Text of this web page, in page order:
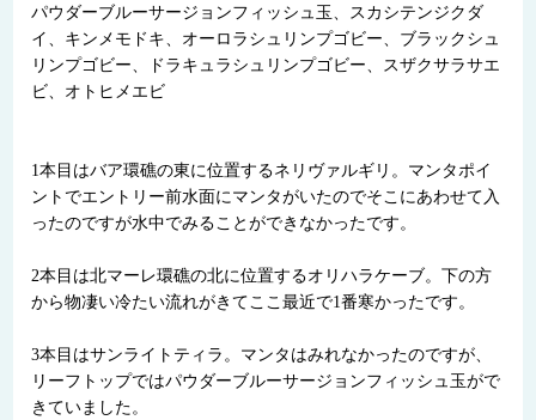
パウダーブルーサージョンフィッシュ玉、スカシテンジクダ
イ、キンメモドキ、オーロラシュリンプゴビー、ブラックシュ
リンプゴビー、ドラキュラシュリンプゴビー、スザクサラサエ
ビ、オトヒメエビ
1本目はバア環礁の東に位置するネリヴァルギリ。マンタポイ
ントでエントリー前水面にマンタがいたのでそこにあわせて入
ったのですが水中でみることができなかったです。
2本目は北マーレ環礁の北に位置するオリハラケーブ。下の方
から物凄い冷たい流れがきてここ最近で1番寒かったです。
3本目はサンライトティラ。マンタはみれなかったのですが、
リーフトップではパウダーブルーサージョンフィッシュ玉がで
きていました。